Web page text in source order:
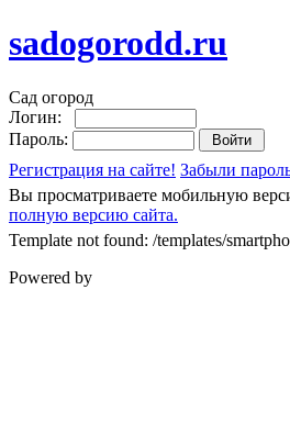
sadogorodd.ru
Сад огород
Логин:
Пароль:
Регистрация на сайте! Забыли
Вы просматриваете мобильную
полную версию сайта.
Template not found: /templates/
Powered by